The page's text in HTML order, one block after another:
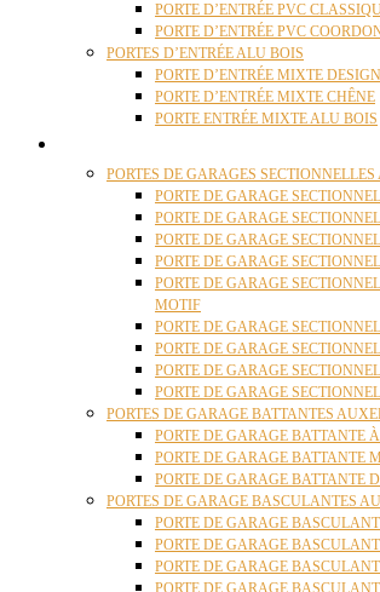
PORTE D’ENTRÉE PVC
PORTE D’ENTRÉE PVC
PORTES D’ENTRÉE ALU BOIS
PORTE D’ENTRÉE MIXTE DESIGN
PORTE D’ENTRÉE MIXTE CHÊNE
PORTE ENTRÉE MIXTE ALU BOIS
PORTES DE GARAGES
PORTE DE GARAGE
PORTE DE GARAGE
PORTE DE GARAGE
PORTE DE GARAGE
PORTE DE GARAGE
MOTIF
PORTE DE GARAGE
PORTE DE GARAGE
PORTE DE GARAGE
PORTE DE GARAGE
PORTES DE GARAGE BATTANTES
PORTE DE GARAGE BATTANTE
PORTE DE GARAGE BATTANTE
PORTE DE GARAGE BATTANTE
PORTES DE GARAGE BASCULANTES
PORTE DE GARAGE
PORTE DE GARAGE
PORTE DE GARAGE
PORTE DE GARAGE